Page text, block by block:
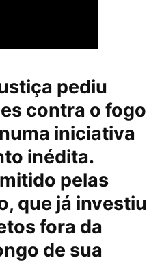
pediu
contra o fogo
iniciativa
inédita.
pelas
que já investiu
fora da
de sua